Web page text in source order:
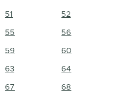
51 52
55 56
59 60
63 64
67 68